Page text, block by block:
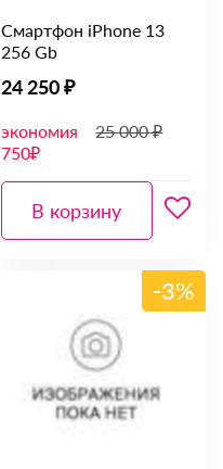
Смартфон iPhone 13
256 Gb
24 250 ₽
экономия
750₽
25 000 ₽
В корзину
-3%